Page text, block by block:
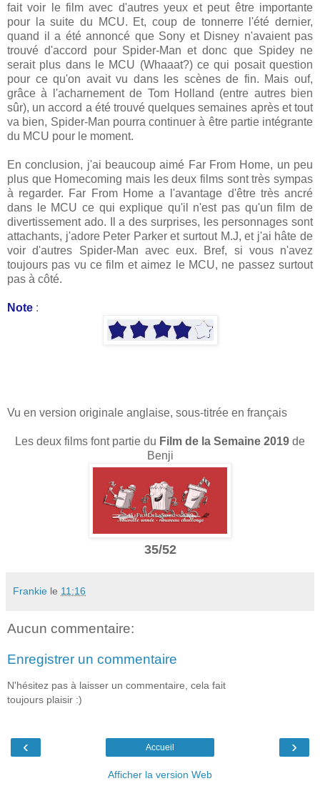
fait voir le film avec d'autres yeux et peut être importante
pour la suite du MCU. Et, coup de tonnerre l'été dernier,
quand il a été annoncé que Sony et Disney n'avaient pas
trouvé d'accord pour Spider-Man et donc que Spidey ne
serait plus dans le MCU (Whaaat?) ce qui posait question
pour ce qu'on avait vu dans les scènes de fin. Mais ouf,
grâce à l'acharnement de Tom Holland (entre autres bien
sûr), un accord a été trouvé quelques semaines après et tout
va bien, Spider-Man pourra continuer à être partie intégrante
du MCU pour le moment.
En conclusion, j'ai beaucoup aimé Far From Home, un peu
plus que Homecoming mais les deux films sont très sympas
à regarder. Far From Home a l'avantage d'être très ancré
dans le MCU ce qui explique qu'il n'est pas qu'un film de
divertissement ado. Il a des surprises, les personnages sont
attachants, j'adore Peter Parker et surtout M.J, et j'ai hâte de
voir d'autres Spider-Man avec eux. Bref, si vous n'avez
toujours pas vu ce film et aimez le MCU, ne passez surtout
pas à côté.
Note :
Vu en version originale anglaise, sous-titrée en français
Les deux films font partie du Film de la Semaine 2019 de
Benji
35/52
Frankie le 11:16
Aucun commentaire:
Enregistrer un commentaire
N'hésitez pas à laisser un commentaire, cela fait
toujours plaisir :)
‹ ›
Accueil
Afficher la version Web